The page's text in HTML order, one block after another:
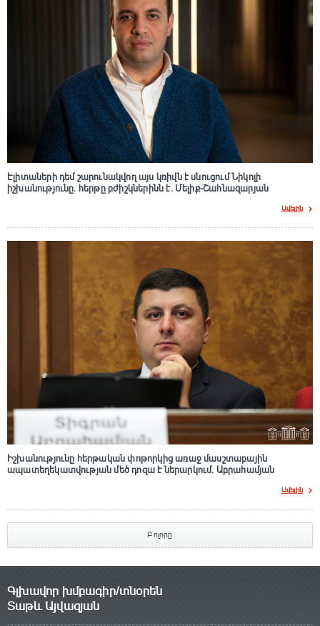
Էլիտաների դեմ շարունակվող այս կռիվն է սնուցում Նիկոլի
իշխանությունը. հերթը բժիշկներինն է. Մելիք-Շահնազարյան
Ավելին
Իշխանությունը հերթական փոթորկից առաջ մասշտաբային
ապատեղեկատվության մեծ դnզա է ներարկում․ Աբրահամյան
Ավելին
Բոլորը
Գլխավոր խմբագիր/տնօրեն
Տաթև Այվազյան